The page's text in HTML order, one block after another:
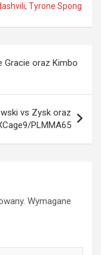
, Tyrone Spong
Gracie oraz Kimbo
vs Zysk oraz
PLMMA65
Wymagane